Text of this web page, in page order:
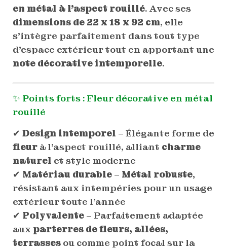
en métal à l’aspect rouillé. Avec ses
dimensions de 22 x 18 x 92 cm, elle
s’intègre parfaitement dans tout type
d’espace extérieur tout en apportant une
note décorative intemporelle.
✨ Points forts : Fleur décorative en métal
rouillé
✔ Design intemporel – Élégante forme de
fleurà l’aspect rouillé, alliant charme
naturel et style moderne
✔ Matériau durable– Métal robuste,
résistant aux intempéries pour un usage
extérieur toute l’année
✔ Polyvalente– Parfaitement adaptée
aux parterres de fleurs, allées,
terrassesou comme point focal sur la